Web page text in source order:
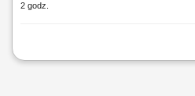
2 godz.
montaż instalacji elektrycznych